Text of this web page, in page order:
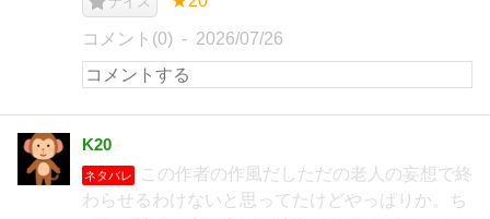
コメント(0) 2026/07/26
K20
ネタバレ
この作者の作風だしただの老人の妄想で終
わらせるわけないと思ってたけどやっぱりか。ち